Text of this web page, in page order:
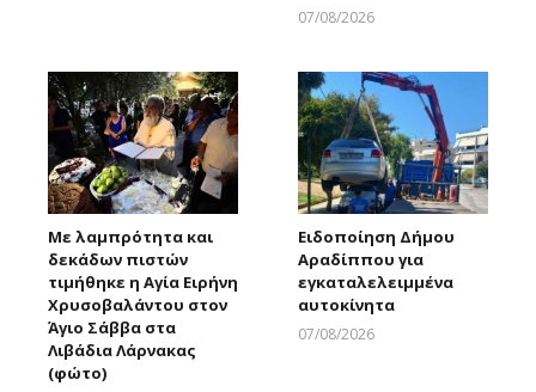
07/08/2026
Με λαμπρότητα και
δεκάδων πιστών
τιμήθηκε η Αγία Ειρήνη
Χρυσοβαλάντου στον
Άγιο Σάββα στα
Λιβάδια Λάρνακας
(φώτο)
Ειδοποίηση Δήμου
Αραδίππου για
εγκαταλελειμμένα
αυτοκίνητα
07/08/2026